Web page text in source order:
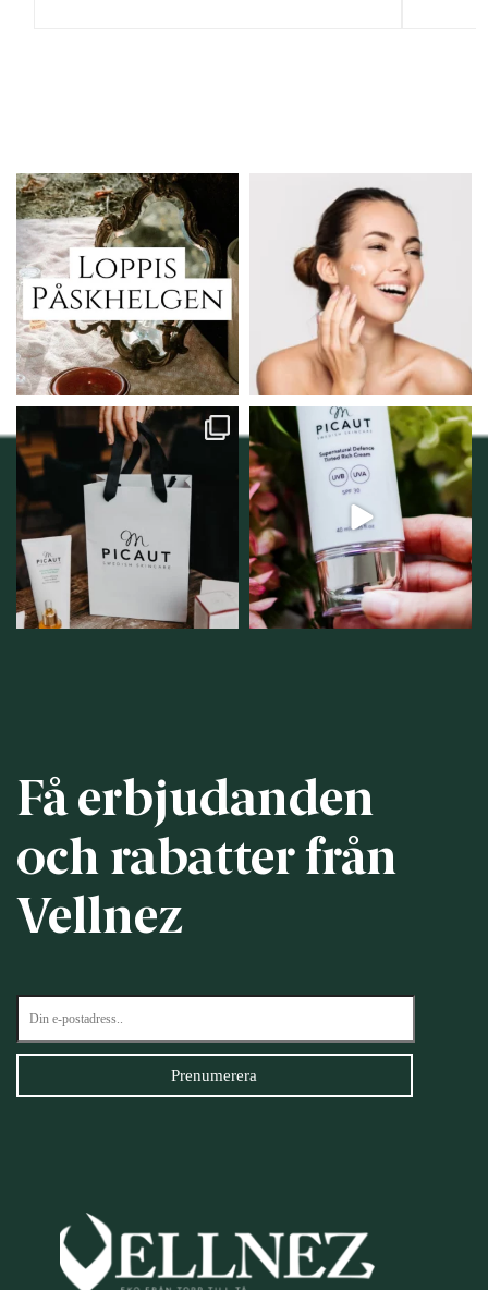
Vi skall ha loppis!
I Vellnez anda;...
6 0
Behandlingserbjudande
februari-mars!
Vi...
0
Vellnez – din
samlingsplats för
personlig handel i
12 0
Njut av solens härliga
strålar men skydda dig...
12 1
Få erbjudanden
och rabatter från
Vellnez